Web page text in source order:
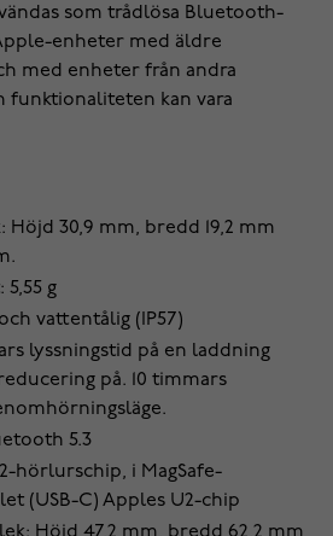
som trådlösa Bluetooth-
enheter med äldre
med enheter från andra
funktionaliteten kan vara
Höjd 30,9 mm, bredd 19,2 mm
5,55 g
vattentålig (IP57)
lyssningstid på en laddning
på. 10 timmars
5.3
hörlurschip, i MagSafe-
(USB-C) Apples U2-chip